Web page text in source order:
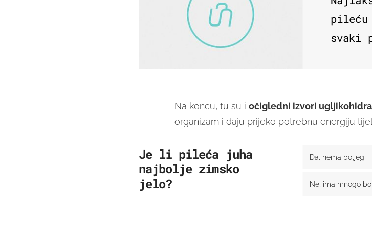
pileću
svaki
Na koncu, tu su i očigledni izvori
organizam i daju prijeko potrebnu energiju
Je li pileća juha
najbolje zimsko
jelo?
Da, nema boljeg
Ne, ima mnogo
Da, nema boljeg
Ne, ima mnogo